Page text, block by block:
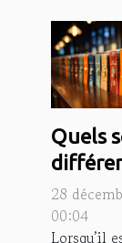
Quels
papiers
28
00:04
Lorsqu’il